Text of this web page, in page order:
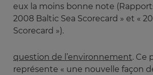
eux la moins bonne note
2008 Baltic Sea Scorecard » et «
Scorecard »).
question de l’environnement. Ce
représente « une nouvelle façon